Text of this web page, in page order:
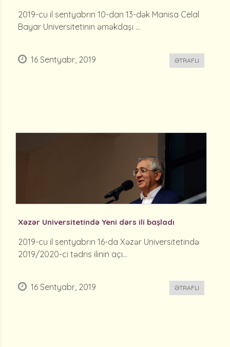
2019-cu il sentyabrın 10-dan 13-dək Manisa Celal
Bayar Universitetinin əməkdaşı ...
16 Sentyabr, 2019 ƏTRAFLI
Xəzər Universitetində Yeni dərs ili başladı
2019-cu il sentyabrın 16-da Xəzər Universitetində
2019/2020-ci tədris ilinin açı...
16 Sentyabr, 2019 ƏTRAFLI